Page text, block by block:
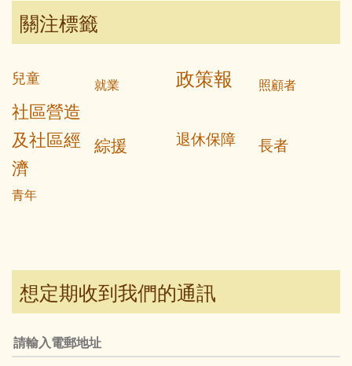
關注標籤
兒童 就業 政策報 照顧者
社區營造
及社區經
濟
綜援 退休保障 長者
青年
想定期收到我們的通訊